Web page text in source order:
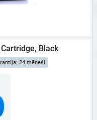
Black
24 mēneši